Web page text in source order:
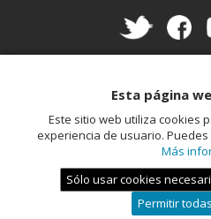
Miembro de la
Esta página
Este sitio web utiliza cookies
experiencia de usuario.
Más
Sólo usar cookies
Permitir